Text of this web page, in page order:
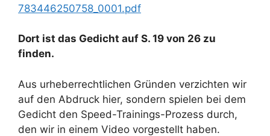
783446250758_0001.pdf
Dort ist das Gedicht auf S. 19 von 26 zu
finden.
Aus urheberrechtlichen Gründen verzichten wir
auf den Abdruck hier, sondern spielen bei dem
Gedicht den Speed-Trainings-Prozess durch,
den wir in einem Video vorgestellt haben.